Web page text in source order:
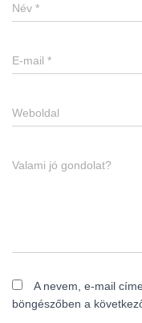
Név *
E-mail *
Weboldal
Valami jó gondolat?
A nevem, e-mail
böngészőben a